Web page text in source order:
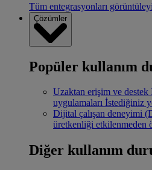
Tüm entegrasyonları
Çözümler
Popüler kullanım
Uzaktan erişim ve destek
uygulamaları İstediğiniz
Dijital çalışan deneyimi
üretkenliği etkilenmeden
Diğer kullanım